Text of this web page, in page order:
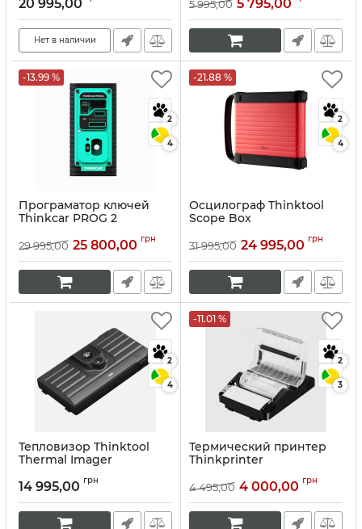
Артикул:10191
20 995,00
Нет в наличии
Артикул:10148
5 995,00 5 795,00
-13.99 %
2
4
Програматор ключей
Thinkcar PROG 2
29 995,00 25 800,00 грн
-21.88 %
2
4
Осцилограф Thinktool
Scope Box
31 995,00 24 995,00 грн
2
4
Тепловизор Thinktool
Thermal Imager
14 995,00 грн
-11.01 %
2
3
Термический принтер
Thinkprinter
4 495,00 4 000,00 грн